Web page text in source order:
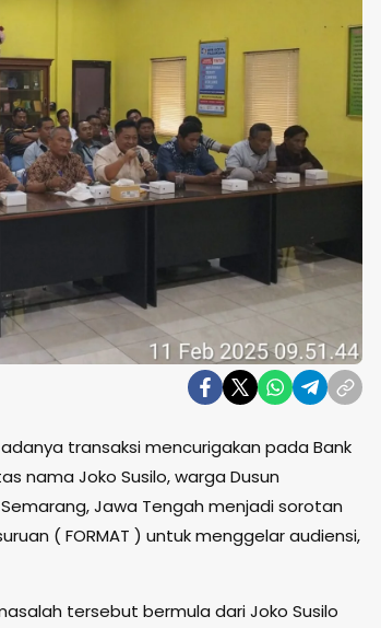
transaksi mencurigakan pada Bank
nama Joko Susilo, warga Dusun
Jawa Tengah menjadi sorotan
( FORMAT ) untuk menggelar audiensi,
tersebut bermula dari Joko Susilo